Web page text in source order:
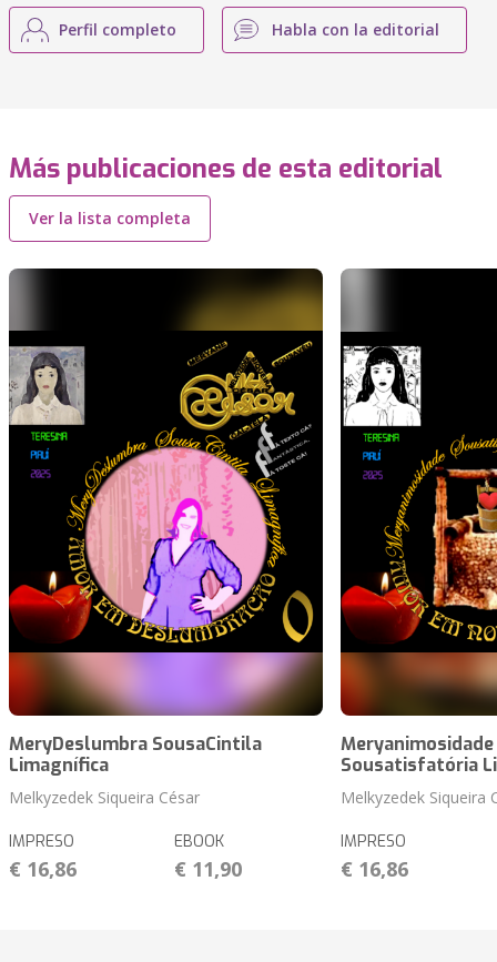
Perfil completo Habla con la editorial
Más publicaciones de esta editorial
Ver la lista completa
MeryDeslumbra SousaCintila
Limagnífica
Melkyzedek Siqueira César
IMPRESO
€ 16,86
EBOOK
€ 11,90
Meryanimosidade
Sousatisfatória
Melkyzedek Siqueira
IMPRESO
€ 16,86